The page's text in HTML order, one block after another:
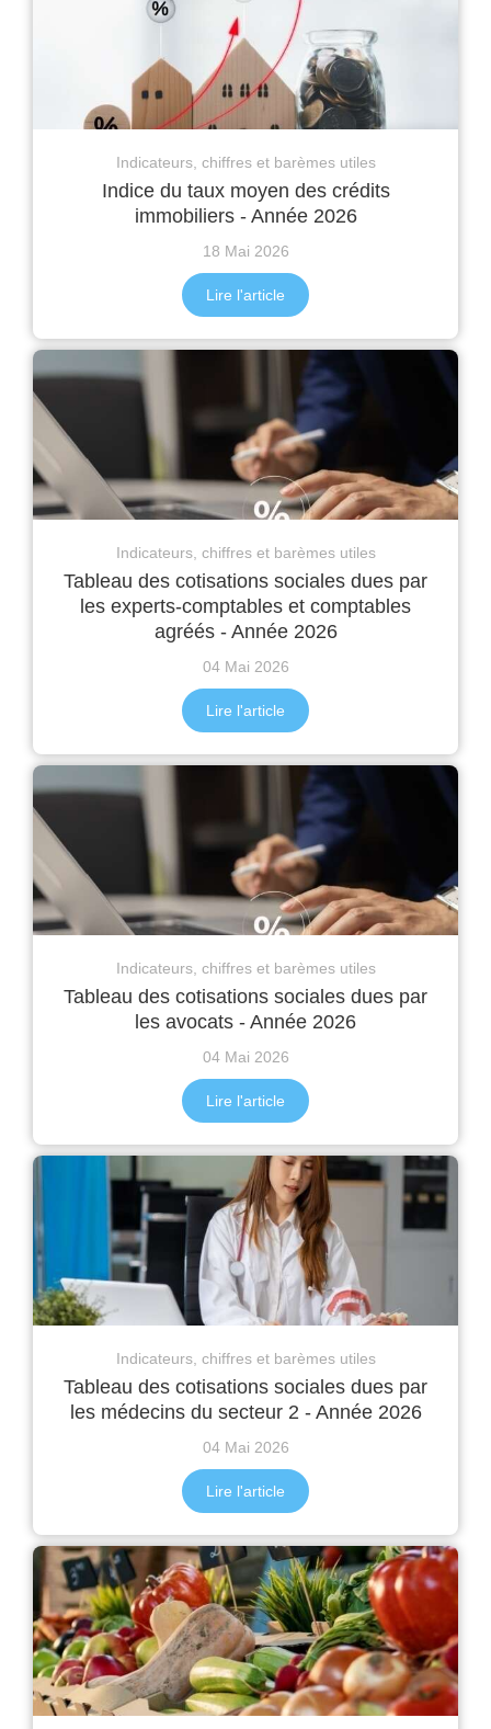
Indicateurs, chiffres et barèmes utiles
Indice du taux moyen des crédits
immobiliers - Année 2026
18 Mai 2026
Lire l'article
Indicateurs, chiffres et barèmes utiles
Tableau des cotisations sociales dues par
les experts-comptables et comptables
agréés - Année 2026
04 Mai 2026
Lire l'article
Indicateurs, chiffres et barèmes utiles
Tableau des cotisations sociales dues par
les avocats - Année 2026
04 Mai 2026
Lire l'article
Indicateurs, chiffres et barèmes utiles
Tableau des cotisations sociales dues par
les médecins du secteur 2 - Année 2026
04 Mai 2026
Lire l'article